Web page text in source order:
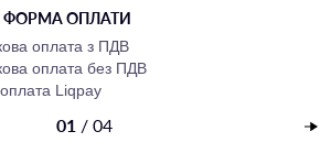
ФОРМА ОПЛАТИ
оплата з ПДВ
оплата без ПДВ
Liqpay
01 / 04